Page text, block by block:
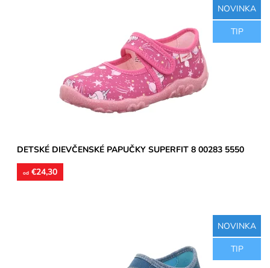
NOVINKA
TIP
Dievčenské papučky, zvršok aj vnútorné stielky textil,
perforované podrážky prevzdušnia chodidlo, model detskej
Skladom
Superfit
2 roky
DETSKÉ DIEVČENSKÉ PAPUČKY SUPERFIT 8 00283 5550
od €24,30
NOVINKA
TIP
Dievčenské papučky, materiál textil, perforované podrážky
prevzdušnia chodidlo, model detskej obuvi je vhodný pre...